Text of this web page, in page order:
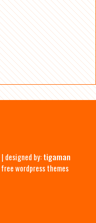
| designed by:tigaman
free wordpress themes